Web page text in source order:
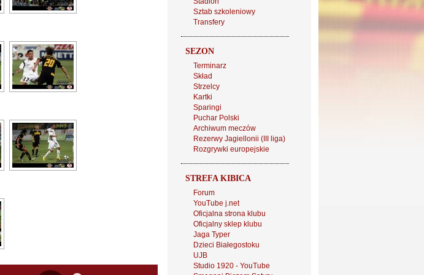
Sztab szkoleniowy
Transfery
SEZON
Terminarz
Skład
Strzelcy
Kartki
Sparingi
Puchar Polski
Archiwum meczów
Rezerwy Jagiellonii (III liga)
Rozgrywki europejskie
STREFA KIBICA
Forum
YouTube j.net
Oficjalna strona klubu
Oficjalny sklep klubu
Jaga Typer
Dzieci Białegostoku
UJB
Studio 1920 - YouTube